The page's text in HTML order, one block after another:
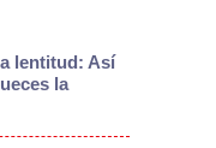
lentitud: Así
la